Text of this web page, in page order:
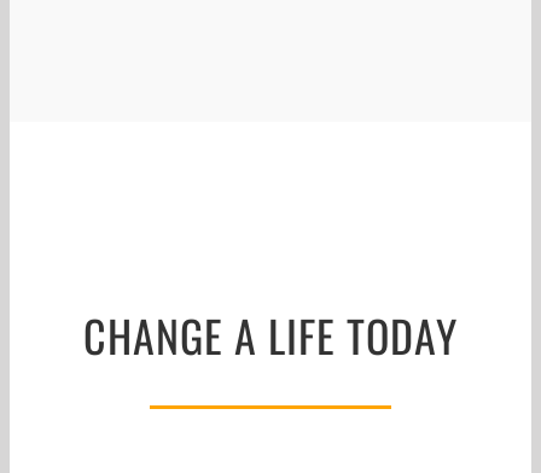
CHANGE A LIFE TODAY